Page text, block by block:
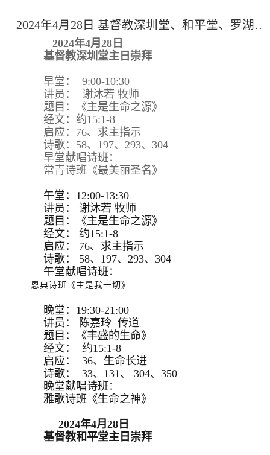
2024年4月28日 基督教深圳堂、和平堂、罗湖堂主日崇拜
2024年4月28日
基督教深圳堂主日崇拜
早堂： 9:00-10:30
讲员： 谢沐若 牧师
题目：《主是生命之源》
经文：约15:1-8
启应：76、求主指示
诗歌：58、197、293、304
早堂献唱诗班：
常青诗班《最美丽圣名》
午堂：12:00-13:30
讲员：
谢沐若 牧师
题目：
《主是生命之源》
经文：
约15:1-8
启应：
76、求主指示
诗歌：
58、197、293、 304
午堂献唱诗班：
恩典诗班《主是我一切》
晚堂：19:30-21:00
讲员： 陈嘉玲 传道
题目：《丰盛的生命》
经文： 约15:1-8
启应： 36、生命长进
诗歌： 33、131、 304、350
晚堂献唱诗班：
雅歌诗班《生命之神》
2024年4月28日
基督教和平堂主日崇拜